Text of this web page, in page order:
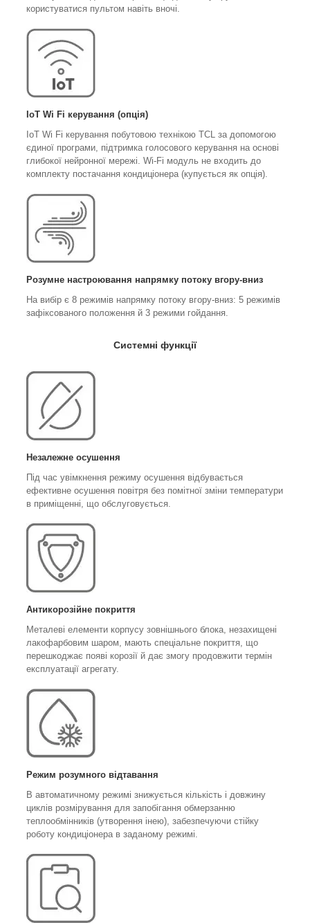
користуватися пультом навіть вночі.
IoT Wi Fi керування (опція)
IoT Wi Fi керування побутовою технікою TCL за допомогою
єдиної програми, підтримка голосового керування на основі
глибокої нейронної мережі. Wi-Fi модуль не входить до
комплекту постачання кондиціонера (купується як опція).
Розумне настроювання напрямку потоку вгору-вниз
На вибір є 8 режимів напрямку потоку вгору-вниз: 5 режимів
зафіксованого положення й 3 режими гойдання.
Системні функції
Незалежне осушення
Під час увімкнення режиму осушення відбувається
ефективне осушення повітря без помітної зміни температури
в приміщенні, що обслуговується.
Антикорозійне покриття
Металеві елементи корпусу зовнішнього блока, незахищені
лакофарбовим шаром, мають спеціальне покриття, що
перешкоджає появі корозії й дає змогу продовжити термін
експлуатації агрегату.
Режим розумного відтавання
В автоматичному режимі знижується кількість і довжину
циклів розмірування для запобігання обмерзанню
теплообмінників (утворення інею), забезпечуючи стійку
роботу кондиціонера в заданому режимі.